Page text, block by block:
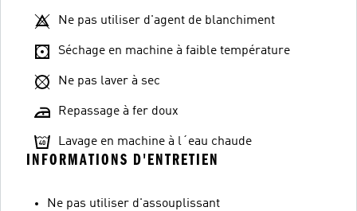
Ne pas utiliser d'agent de blanchiment
Séchage en machine à faible température
Ne pas laver à sec
Repassage à fer doux
Lavage en machine à l´eau chaude
INFORMATIONS D'ENTRETIEN
Ne pas utiliser d'assouplissant